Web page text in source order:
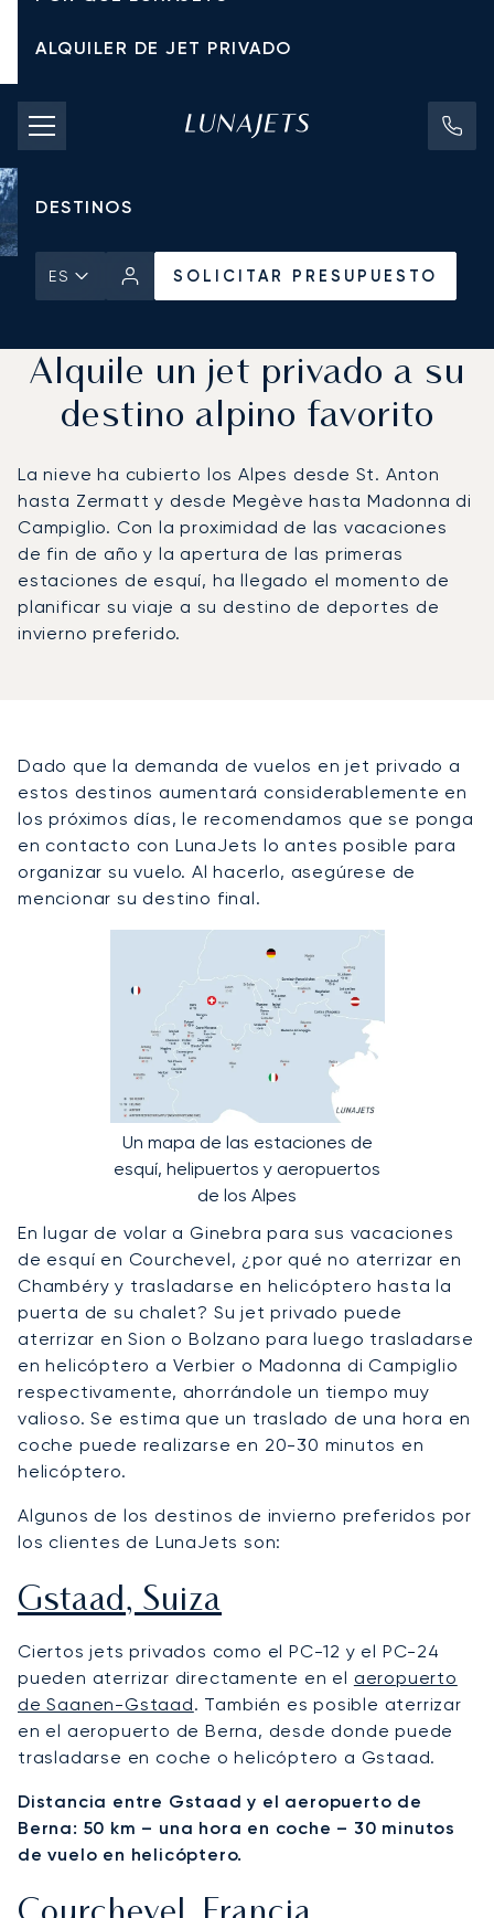
ALQUILER DE JET PRIVADO
TARIFAS DE CHÁRTER
JETS PRIVADOS
DESTINOS
ES
SOLICITAR PRESUPUESTO
SOLICITAR PRESUPUESTO
Alquile un jet privado a su
destino alpino favorito
La nieve ha cubierto los Alpes desde St. Anton
hasta Zermatt y desde Megève hasta Madonna di
Campiglio. Con la proximidad de las vacaciones
de fin de año y la apertura de las primeras
estaciones de esquí, ha llegado el momento de
planificar su viaje a su destino de deportes de
invierno preferido.
Dado que la demanda de vuelos en jet privado a
estos destinos aumentará considerablemente en
los próximos días, le recomendamos que se ponga
en contacto con LunaJets lo antes posible para
organizar su vuelo. Al hacerlo, asegúrese de
mencionar su destino final.
Un mapa de las estaciones de
esquí, helipuertos y aeropuertos
de los Alpes
En lugar de volar a Ginebra para sus vacaciones
de esquí en Courchevel, ¿por qué no aterrizar en
Chambéry y trasladarse en helicóptero hasta la
puerta de su chalet? Su jet privado puede
aterrizar en Sion o Bolzano para luego trasladarse
en helicóptero a Verbier o Madonna di Campiglio
respectivamente, ahorrándole un tiempo muy
valioso. Se estima que un traslado de una hora en
coche puede realizarse en 20-30 minutos en
helicóptero.
Algunos de los destinos de invierno preferidos por
los clientes de LunaJets son:
Gstaad, Suiza
Ciertos jets privados como el PC-12 y el PC-24
pueden aterrizar directamente en el aeropuerto
de Saanen-Gstaad. También es posible aterrizar
en el aeropuerto de Berna, desde donde puede
trasladarse en coche o helicóptero a Gstaad.
Distancia entre Gstaad y el aeropuerto de
Berna: 50 km – una hora en coche – 30 minutos
de vuelo en helicóptero.